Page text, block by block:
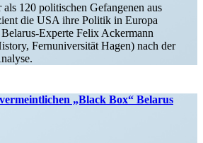
120 politi­schen Gefan­genen aus
die USA ihre Politik in Europa
Experte Felix Ackermann
Fernuni­ver­sität Hagen) nach der
„Black Box“ Belarus